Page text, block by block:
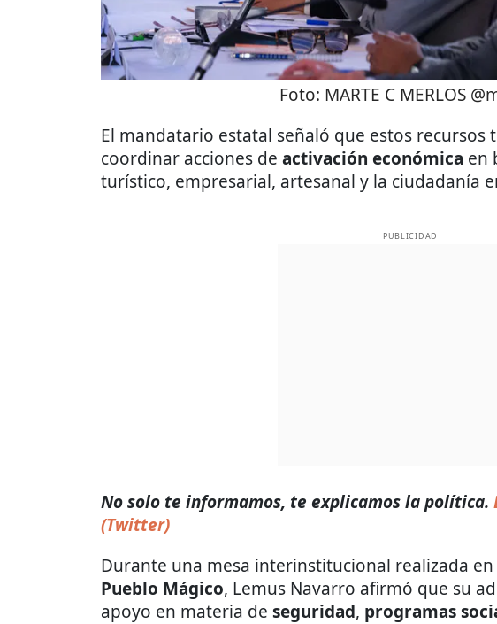
Foto: MARTE C MERLOS
El mandatario estatal señaló que estos recursos
coordinar acciones de activación económica en
turístico, empresarial, artesanal y la ciudadanía
PUBLICIDAD
No solo te informamos, te explicamos la política.
(Twitter)
Durante una mesa interinstitucional realizada
Pueblo Mágico, Lemus Navarro afirmó que su
apoyo en materia de seguridad, programas